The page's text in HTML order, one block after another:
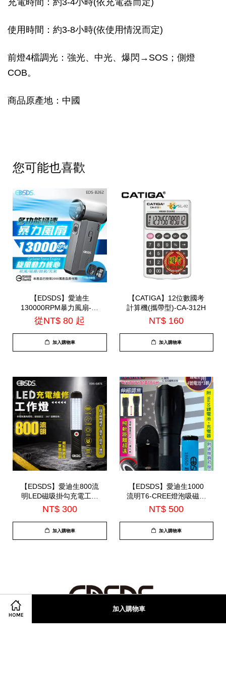
HOME
加入購物車
使用時間：約3-8小時(依使用情況而定)
前燈4檔調光：強光、中光、爆閃→SOS；側燈
COB。
商品原產地：中國
您可能也喜歡
【EDSDS】愛迪生
130000RPM暴力風扇-附
贈收納包(EDS-
B262)=TS-B2016
從NT$ 80 起
加入購物車
【CATIGA】12位數國考
計算機(攜帶型)-CA-312H
NT$ 160
加入購物車
【EDSDS】愛迪生800流
明LED磁吸掛勾充電工作
燈(EDS-G871)
NT$ 300
加入購物車
【EDSDS】愛迪生1000
流明T6-CREE燈泡吸磁手
電筒(EDS-G683)
NT$ 500
加入購物車
© 2026 迪生 愛. Powered byEasyStore